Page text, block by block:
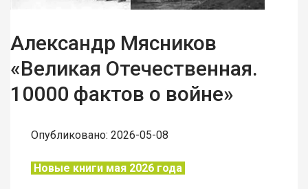
Александр Мясников
«Великая Отечественная.
10000 фактов о войне»
Опубликовано: 2026-05-08
Новые книги мая 2026 года